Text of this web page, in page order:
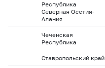
Республика
Северная Осетия-
Алания
Чеченская
Республика
Ставропольский край